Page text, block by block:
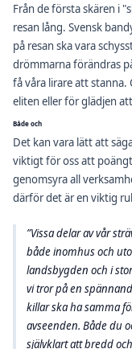
Från de första skären i
resan lång. Svensk
på resan ska vara
drömmarna förändras
få våra lirare att
eliten eller för glädjen
Både och
Det kan vara lätt att
viktigt för oss att
genomsyra all
därför det är en viktig
”Vissa delar av vår
både inomhus och
landsbygden och i
vi tror på en
killar ska ha samma
avseenden. Både du
självklart att bredd